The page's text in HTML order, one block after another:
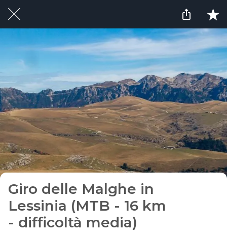
Giro delle Malghe in
Lessinia (MTB - 16 km
- difficoltà media)